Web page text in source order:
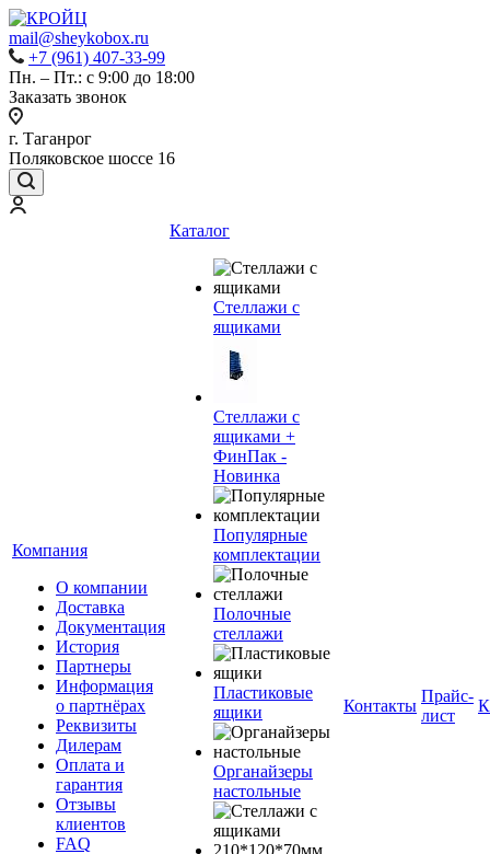
mail@sheykobox.ru
+7 (961) 407-33-99
Пн. – Пт.: с 9:00 до 18:00
Заказать звонок
г. Таганрог
Поляковское шоссе 16
Компания
О компании
Доставка
Документация
История
Партнеры
Информация
о партнёрах
Реквизиты
Дилерам
Оплата и
гарантия
Отзывы
клиентов
FAQ
Каталог
Стеллажи с
ящиками
Стеллажи с
ящиками +
ФинПак -
Новинка
Популярные
комплектации
Полочные
стеллажи
Пластиковые
ящики
Органайзеры
настольные
Контакты
Прайс-
лист